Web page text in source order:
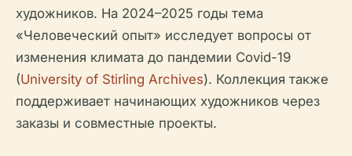
художников. На 2024–2025 годы тема
«Человеческий опыт» исследует вопросы от
изменения климата до пандемии Covid-19
(University of Stirling Archives). Коллекция также
поддерживает начинающих художников через
заказы и совместные проекты.